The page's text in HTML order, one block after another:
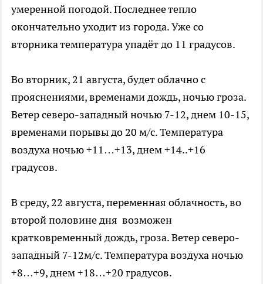
умеренной погодой. Последнее тепло
окончательно уходит из города. Уже со
вторника температура упадёт до 11 градусов.
Во вторник, 21 августа, будет облачно с
прояснениями, временами дождь, ночью гроза.
Ветер северо-западный ночью 7-12, днем 10-15,
временами порывы до 20 м/с. Температура
воздуха ночью +11…+13, днем +14..+16
градусов.
В среду, 22 августа, переменная облачность, во
второй половине дня возможен
кратковременный дождь, гроза. Ветер северо-
западный 7-12м/с. Температура воздуха ночью
+8…+9, днем +18…+20 градусов.